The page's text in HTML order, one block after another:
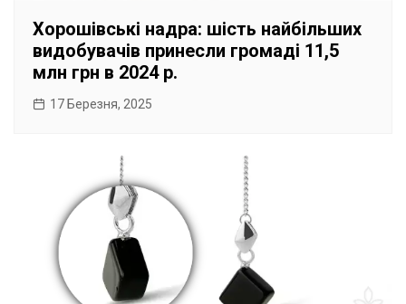
Хорошівські надра: шість найбільших
видобувачів принесли громаді 11,5
млн грн в 2024 р.
17 Березня, 2025